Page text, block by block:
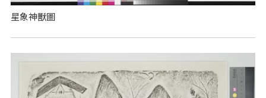
星象神獸圖